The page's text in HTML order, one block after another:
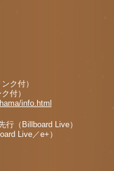
ク付）
付）
info.html
（Billboard Live）
Live／e+）